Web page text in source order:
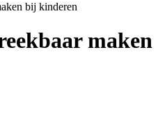
bij kinderen
maken